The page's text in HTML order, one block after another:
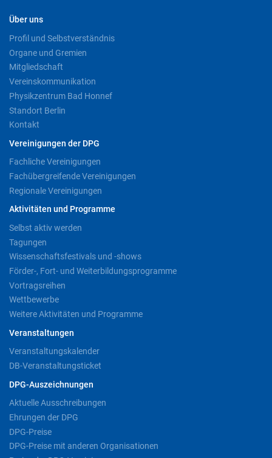
Über uns
Profil und Selbstverständnis
Organe und Gremien
Mitgliedschaft
Vereinskommunikation
Physikzentrum Bad Honnef
Standort Berlin
Kontakt
Vereinigungen der DPG
Fachliche Vereinigungen
Fachübergreifende Vereinigungen
Regionale Vereinigungen
Aktivitäten und Programme
Selbst aktiv werden
Tagungen
Wissenschaftsfestivals und -shows
Förder-, Fort- und Weiterbildungsprogramme
Vortragsreihen
Wettbewerbe
Weitere Aktivitäten und Programme
Veranstaltungen
Veranstaltungskalender
DB-Veranstaltungsticket
DPG-Auszeichnungen
Aktuelle Ausschreibungen
Ehrungen der DPG
DPG-Preise
DPG-Preise mit anderen Organisationen